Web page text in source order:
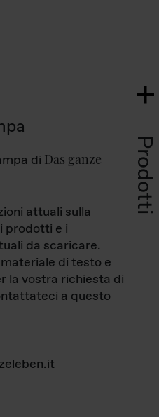
Prodotti
di Das ganze
attuali sulla
prodotti e i
da scaricare.
di testo e
la vostra richiesta di
a questo